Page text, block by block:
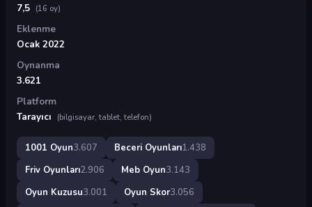
7,5 (16 oy)
Eklenme
Ocak 2022
Oynanma
3.621
Platform
Tarayıcı
(bilgisayar, tablet, telefon)
1001 Oyun3.607 Beceri Oyunları1.438
Friv Oyunları2.906 Meb Oyun3.143
Oyun Kuzusu3.001 Oyun Skor3.056